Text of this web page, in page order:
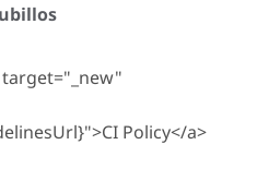
Policy</a>